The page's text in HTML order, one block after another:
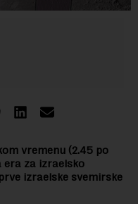
vremenu (2.45 po
era za izraelsko
izraelske svemirske